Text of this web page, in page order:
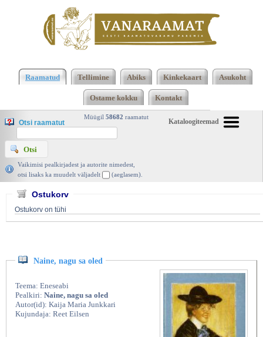
sa oled, Kaija Maria Junkkari, Valgus 1997 |
vanaraamat. ee
Raamatud Tellimine Abiks Kinkekaart Asukoht
Ostame kokku Kontakt
Kataloogiteemad
Müügil 58682 raamatut
Otsi raamatut
Vaikimisi pealkirjadest ja autorite nimedest,
otsi lisaks ka muudelt väljadelt
(aeglasem).
Ostukorv
Ostukorv on tühi
Naine, nagu sa oled
Teema: Eneseabi
Pealkiri: Naine, nagu sa oled
Autor(id): Kaija Maria Junkkari
Kujundaja: Reet Eilsen